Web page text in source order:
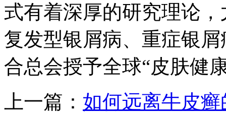
式有着深厚的研究理论
复发型银屑病、重症银
合总会授予全球“皮肤健
上一篇： 如何远离牛皮癣